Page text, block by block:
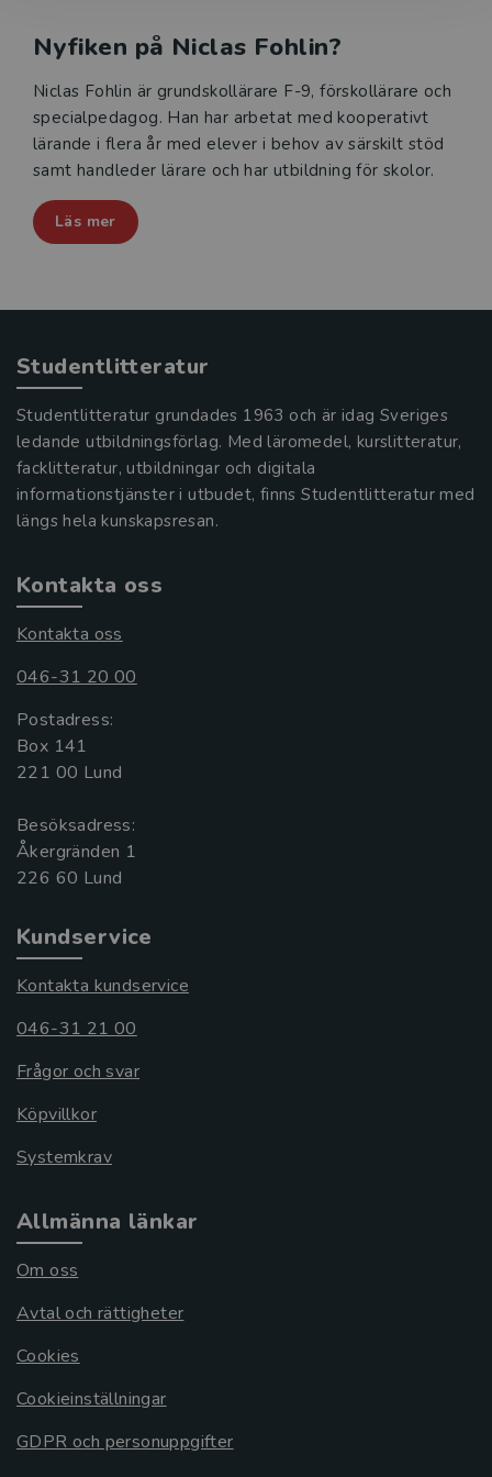
Nyfiken på Niclas Fohlin?
Niclas Fohlin är grundskollärare F-9, förskollärare och
specialpedagog. Han har arbetat med kooperativt
lärande i flera år med elever i behov av särskilt stöd
samt handleder lärare och har utbildning för skolor.
Läs mer
Studentlitteratur
Studentlitteratur grundades 1963 och är idag Sveriges
ledande utbildningsförlag. Med läromedel, kurslitteratur,
facklitteratur, utbildningar och digitala
informationstjänster i utbudet, finns Studentlitteratur med
längs hela kunskapsresan.
Kontakta oss
Kontakta oss
046-31 20 00
Postadress:
Box 141
221 00 Lund
Besöksadress:
Åkergränden 1
Kundservice
Kontakta kundservice
046-31 21 00
Frågor och svar
Köpvillkor
Systemkrav
Allmänna länkar
Om oss
Avtal och rättigheter
Cookies
Cookieinställningar
GDPR och personuppgifter